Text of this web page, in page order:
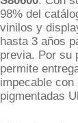
98% del
vinilos y
hasta 3 años
previa. Por su
permite
impecable
pigmentadas